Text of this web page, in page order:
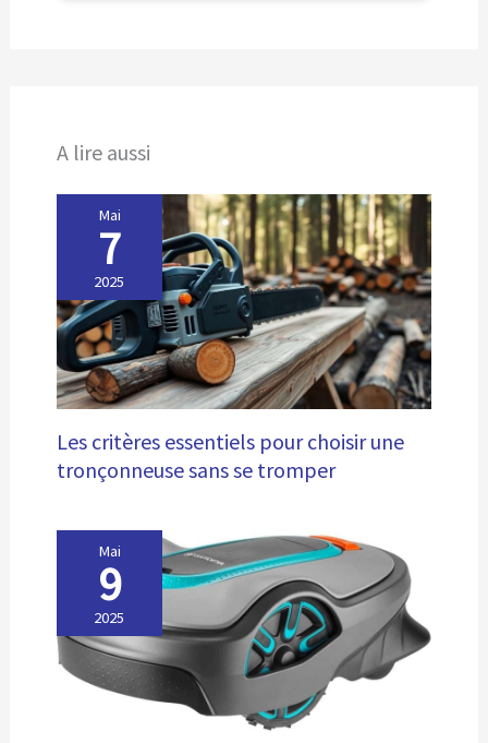
A lire aussi
Mai
7
2025
Les critères essentiels pour choisir une
tronçonneuse sans se tromper
Mai
9
2025